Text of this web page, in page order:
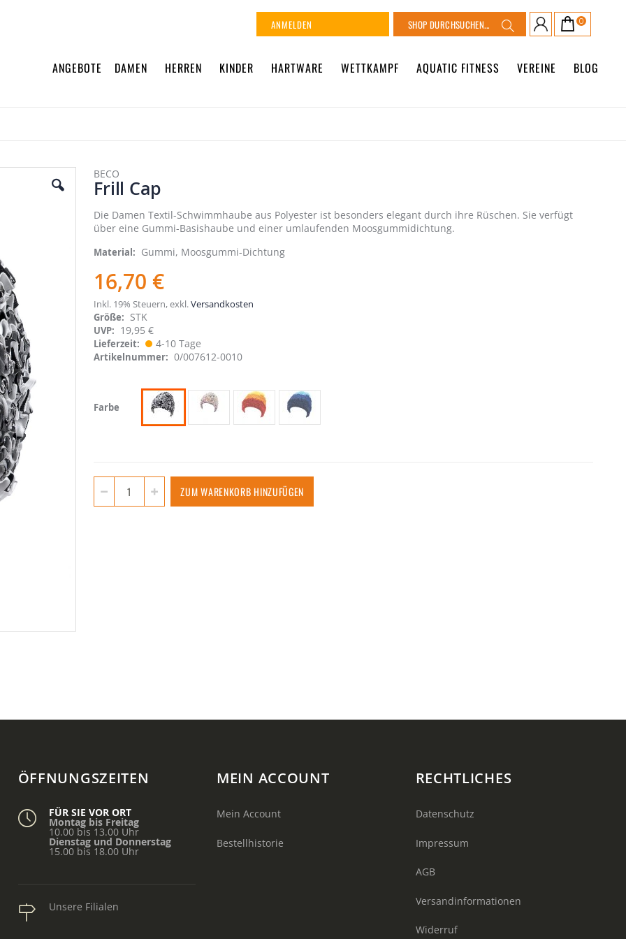
Suche
Suche Warenkorb
0
ANMELDEN
ANGEBOTE DAMEN HERREN KINDER HARTWARE WETTKAMPF AQUATIC FITNESS VEREINE BLOG
BECO
Frill Cap
Die Damen Textil-Schwimmhaube aus Polyester ist besonders elegant durch ihre Rüschen. Sie verfügt
über eine Gummi-Basishaube und einer umlaufenden Moosgummidichtung.
Material Gummi, Moosgummi-Dichtung
16,70 €
Inkl. 19% Steuern,exkl.Versandkosten
Größe
STK
UVP: 19,95 €
Lieferzeit 4-10 Tage
Artikelnummer 0/007612-0010
Farbe
ZUM WARENKORB HINZUFÜGEN
ÖFFNUNGSZEITEN
FÜR SIE VOR ORT
Montag bis Freitag
10.00 bis 13.00 Uhr
Dienstag und Donnerstag
15.00 bis 18.00 Uhr
Unsere Filialen
MEIN ACCOUNT
Mein Account
Bestellhistorie
RECHTLICHES
Datenschutz
Impressum
AGB
Versandinformationen
Widerruf